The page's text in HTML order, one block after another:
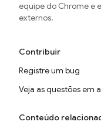
equipe do Chrome e
externos.
Contribuir
Registre um bug
Veja as questões em
Conteúdo